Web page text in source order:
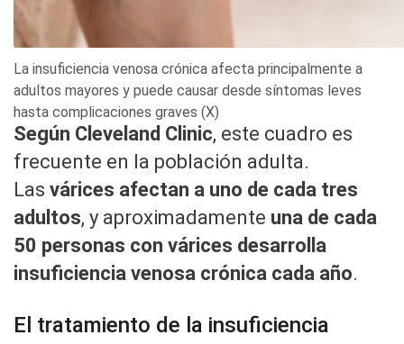
La insuficiencia venosa crónica afecta principalmente a
adultos mayores y puede causar desde síntomas leves
hasta complicaciones graves (X)
Según Cleveland Clinic, este cuadro es
frecuente en la población adulta.
Las várices afectan a uno de cada tres
adultos, y aproximadamente una de cada
50 personas con várices desarrolla
insuficiencia venosa crónica cada año.
El tratamiento de la insuficiencia